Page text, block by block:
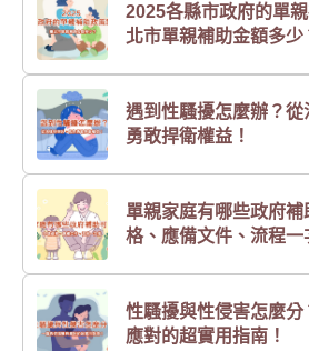
2025各縣市政府的單
北市單親補助金額多少
遇到性騷擾怎麼辦？
勇敢捍衛權益！
單親家庭有哪些政府
格、應備文件、流程一
性騷擾與性侵害怎麼
應對的超實用指南！